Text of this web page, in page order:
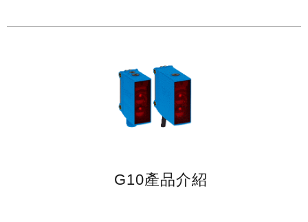
G10產品介紹